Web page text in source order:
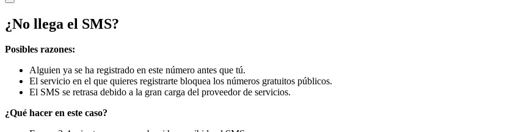
¿No llega el SMS?
Posibles razones:
Alguien ya se ha registrado en este número antes que tú.
El servicio en el que quieres registrarte bloquea los números gratuitos públicos.
El SMS se retrasa debido a la gran carga del proveedor de servicios.
¿Qué hacer en este caso?